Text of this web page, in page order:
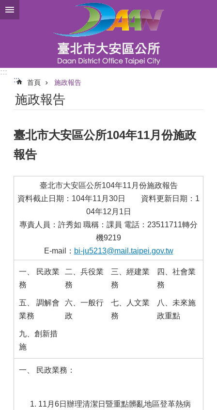
跳到主要內容區塊
:::
:::
首頁 施政報告
施政報告
臺北市大安區公所104年11月份施政
報告
臺北市大安區公所104年11月份施政報告
資料截止日期：104年11月30日 資料更新日期：1
04年12月1日
專責人員：許秀如 職稱：課員 電話：23511711轉分
機9219
E-mail： bi-ju5213@mail.taipei.gov.tw
一、 民政業
務
二、兵役業
務
三、經建業
務
四、社會業
務
五、 調解會
業務
六、一般行
政
七、人文業
務
八、未來施
政重點
九、創新措
施
一、 民政業務：
11月6日辦理清潔日暨重點髒亂地區登革熱病